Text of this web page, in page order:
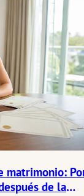
permanece
matrimonio:
de la